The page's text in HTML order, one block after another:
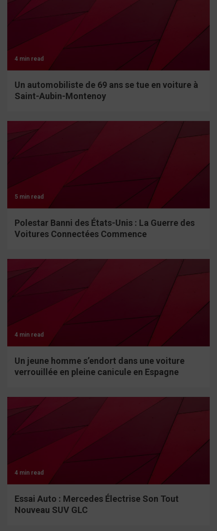
4 min read
Un automobiliste de 69 ans se tue en voiture à
Saint-Aubin-Montenoy
5 min read
Polestar Banni des États-Unis : La Guerre des
Voitures Connectées Commence
4 min read
Un jeune homme s’endort dans une voiture
verrouillée en pleine canicule en Espagne
4 min read
Essai Auto : Mercedes Électrise Son Tout
Nouveau SUV GLC